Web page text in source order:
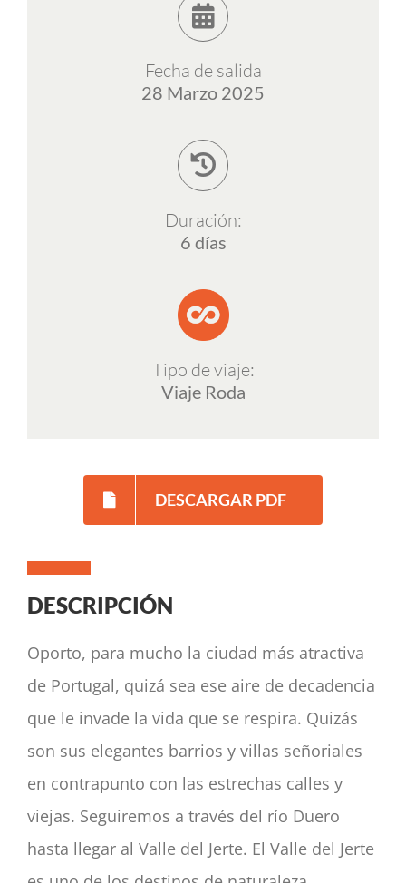
ESP
Fecha de salida
28 Marzo 2025
Duración:
6 días
Tipo de viaje:
Viaje Roda
DESCARGAR PDF
DESCRIPCIÓN
Oporto, para mucho la ciudad más atractiva
de Portugal, quizá sea ese aire de decadencia
que le invade la vida que se respira. Quizás
son sus elegantes barrios y villas señoriales
en contrapunto con las estrechas calles y
viejas. Seguiremos a través del río Duero
hasta llegar al Valle del Jerte. El Valle del Jerte